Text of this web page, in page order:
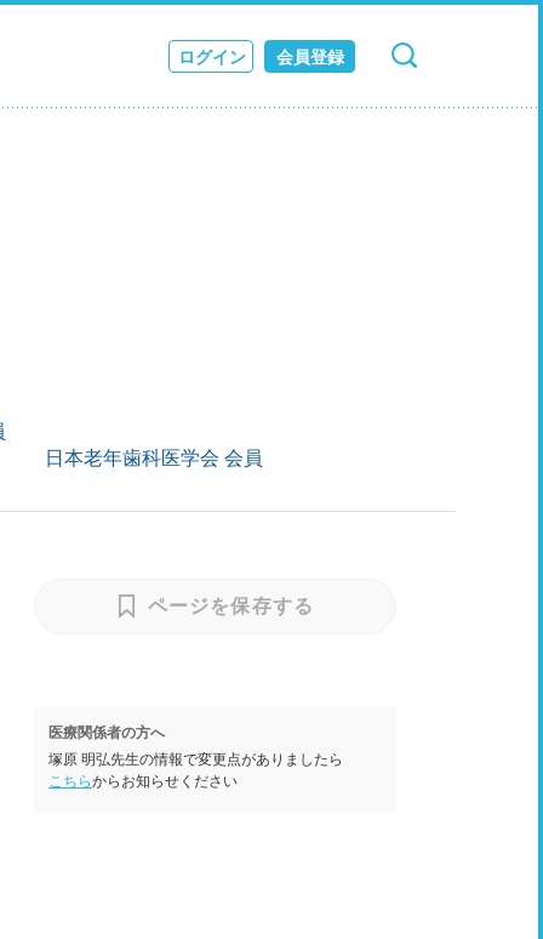
ログイン 会員登録
検索 キャンセル
日本老年歯科医学会 会員
ページを保存する
医療関係者の方へ
塚原 明弘先生の情報で変更点がありましたら
こちらからお知らせください